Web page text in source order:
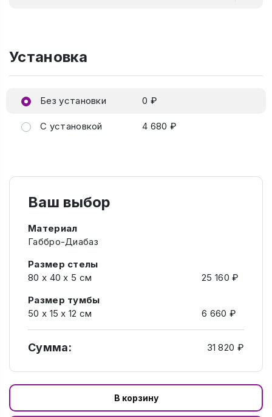
Установка
Без установки 0 ₽
С установкой 4 680 ₽
Ваш выбор
Материал
Габбро-Диабаз
Размер стелы
80 х 40 х 5 см
25 160 ₽
Размер тумбы
50 х 15 х 12 см
6 660 ₽
Сумма: 31 820 ₽
В корзину